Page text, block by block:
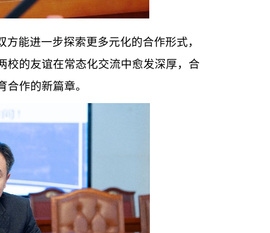
能进一步探索更多元化的合作形式，
校的友谊在常态化交流中愈发深厚，合
作的新篇章。